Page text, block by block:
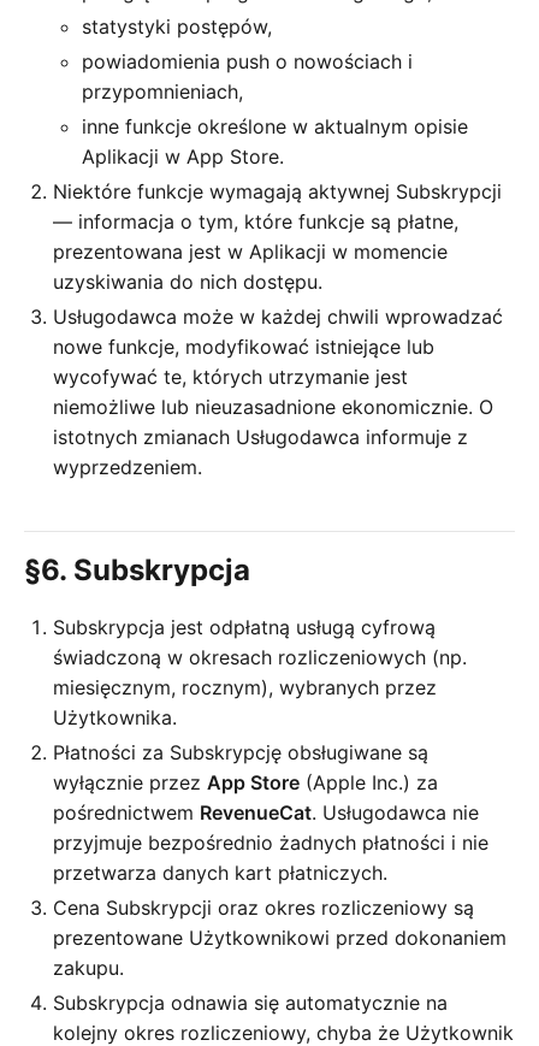
statystyki postępów,
powiadomienia push o nowościach i
przypomnieniach,
inne funkcje określone w aktualnym opisie
Aplikacji w App Store.
Niektóre funkcje wymagają aktywnej Subskrypcji
— informacja o tym, które funkcje są płatne,
prezentowana jest w Aplikacji w momencie
uzyskiwania do nich dostępu.
Usługodawca może w każdej chwili wprowadzać
nowe funkcje, modyfikować istniejące lub
wycofywać te, których utrzymanie jest
niemożliwe lub nieuzasadnione ekonomicznie. O
istotnych zmianach Usługodawca informuje z
wyprzedzeniem.
§6. Subskrypcja
Subskrypcja jest odpłatną usługą cyfrową
świadczoną w okresach rozliczeniowych (np.
miesięcznym, rocznym), wybranych przez
Użytkownika.
Płatności za Subskrypcję obsługiwane są
wyłącznie przez App Store (Apple Inc.) za
pośrednictwem RevenueCat. Usługodawca nie
przyjmuje bezpośrednio żadnych płatności i nie
przetwarza danych kart płatniczych.
Cena Subskrypcji oraz okres rozliczeniowy są
prezentowane Użytkownikowi przed dokonaniem
zakupu.
Subskrypcja odnawia się automatycznie na
kolejny okres rozliczeniowy, chyba że Użytkownik